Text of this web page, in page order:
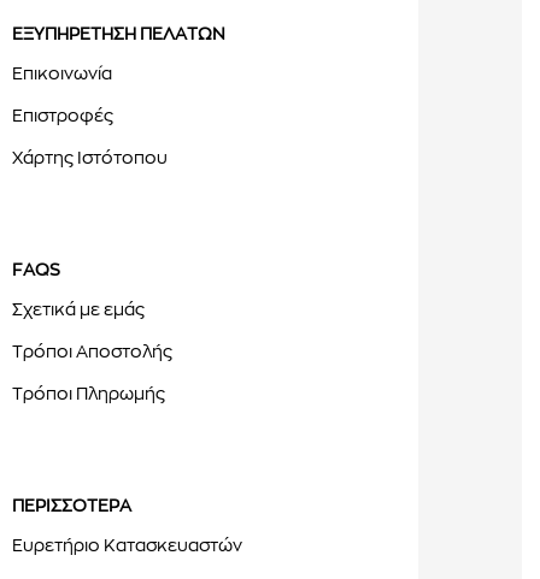
ΕΞΥΠΗΡΕΤΗΣΗ ΠΕΛΑΤΩΝ
Επικοινωνία
Επιστροφές
Χάρτης Ιστότοπου
FAQS
Σχετικά με εμάς
Τρόποι Αποστολής
Τρόποι Πληρωμής
ΠΕΡΙΣΣΟΤΕΡΑ
Ευρετήριο Κατασκευαστών